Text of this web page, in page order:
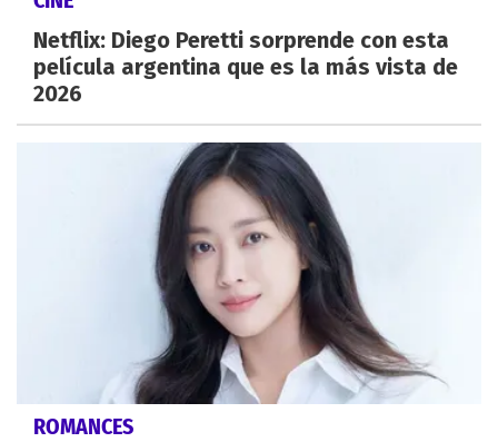
Netflix: Diego Peretti sorprende con esta
película argentina que es la más vista de
2026
ROMANCES